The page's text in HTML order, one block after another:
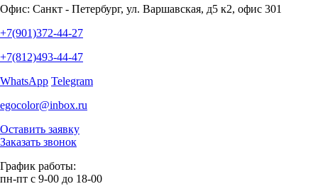
Офис: Санкт - Петербург, ул. Варшавская, д5 к2, офис 301
+7(901)372-44-27
+7(812)493-44-47
WhatsApp Telegram
egocolor@inbox.ru
Оставить заявку
Заказать звонок
График работы:
пн-пт с 9-00 до 18-00